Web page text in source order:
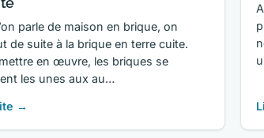
parle de maison en brique, on
de suite à la brique en terre cuite.
en œuvre, les briques se
les unes aux au…
→